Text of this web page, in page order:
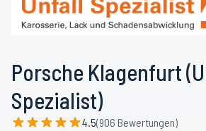
Porsche Klagenfurt
Spezialist)
4.5(906 Bewertungen)